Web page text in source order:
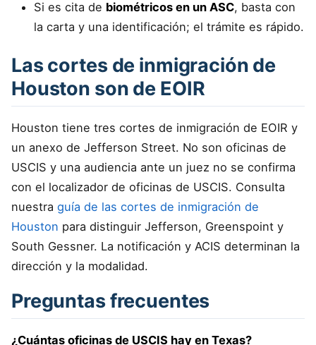
Si es cita de biométricos en un ASC, basta con
la carta y una identificación; el trámite es rápido.
Las cortes de inmigración de
Houston son de EOIR
Houston tiene tres cortes de inmigración de EOIR y
un anexo de Jefferson Street. No son oficinas de
USCIS y una audiencia ante un juez no se confirma
con el localizador de oficinas de USCIS. Consulta
nuestra guía de las cortes de inmigración de
Houston para distinguir Jefferson, Greenspoint y
South Gessner. La notificación y ACIS determinan la
dirección y la modalidad.
Preguntas frecuentes
¿Cuántas oficinas de USCIS hay en Texas?